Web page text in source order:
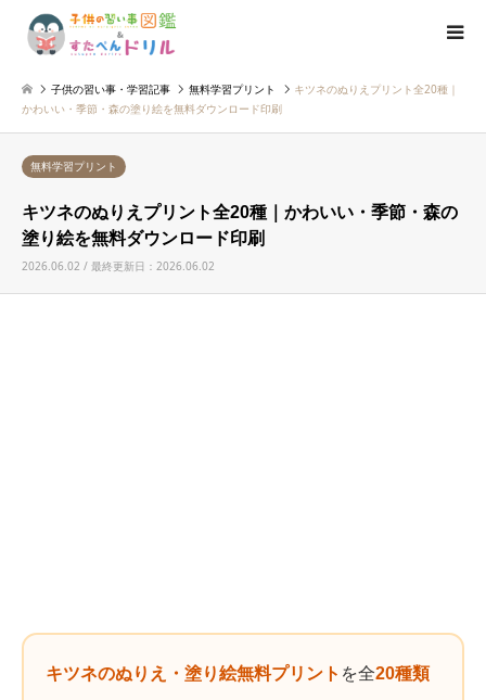
子供の習い事・学習記事 無料学習プリント
キツネのぬりえプリント全20種｜
かわいい・季節・森の塗り絵を無料ダウンロード印刷
無料学習プリント
キツネのぬりえプリント全20種｜かわいい・季節・森の
塗り絵を無料ダウンロード印刷
2026.06.02 / 最終更新日：2026.06.02
キツネのぬりえ・塗り絵無料プリント を全20種類